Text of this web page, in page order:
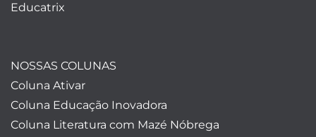
Educatrix
NOSSAS COLUNAS
Coluna Ativar
Coluna Educação Inovadora
Coluna Literatura com Mazé Nóbrega